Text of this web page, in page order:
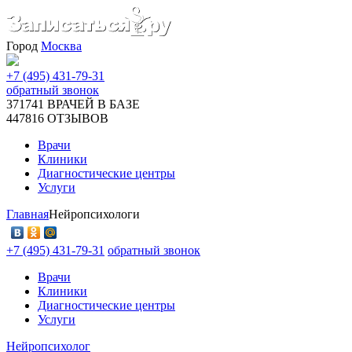
Город Москва
+7 (495) 431-79-31
обратный звонок
371741 ВРАЧЕЙ В БАЗЕ
447816 ОТЗЫВОВ
Врачи
Клиники
Диагностические центры
Услуги
ГлавнаяНейропсихологи
+7 (495) 431-79-31 обратный звонок
Врачи
Клиники
Диагностические центры
Услуги
Нейропсихолог